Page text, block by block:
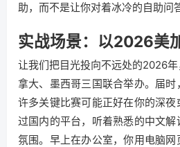
助，而不是让你对着冰冷的自助问
实战场景：以2026美
让我们把目光投向不远处的2026
拿大、墨西哥三国联合举办。届时
许多关键比赛可能正好在你的深
过国内的平台，听着熟悉的中文
氛围。早上在办公室，你用电脑